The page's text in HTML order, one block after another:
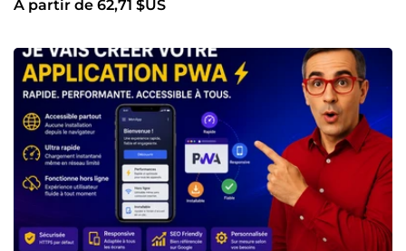
À partir de 62,71 $US